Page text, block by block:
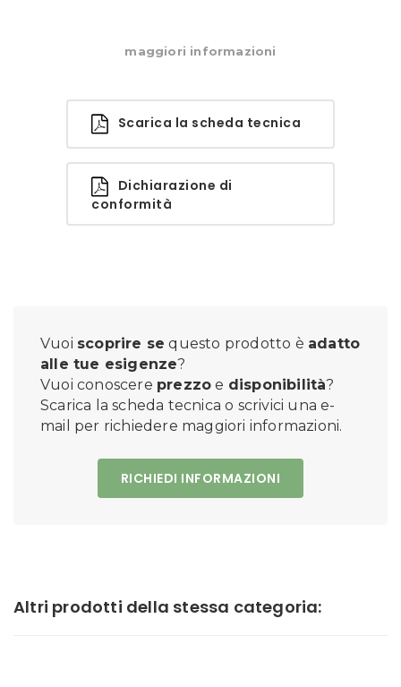
maggiori informazioni
Scarica la scheda tecnica
Dichiarazione di
conformità
Vuoi scoprire se questo prodotto è adatto
alle tue esigenze?
Vuoi conoscere prezzo e disponibilità?
Scarica la scheda tecnica o scrivici una e-
mail per richiedere maggiori informazioni.
RICHIEDI INFORMAZIONI
Altri prodotti della stessa categoria: